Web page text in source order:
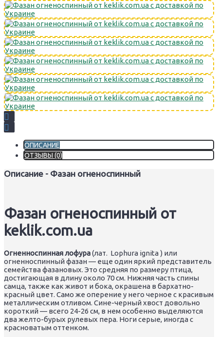
ОПИСАНИЕ
ОТЗЫВЫ (0)
Описание - Фазан огненоспинный
Фазан огненоспинный от
keklik.com.ua
Огненноспинная лофура(лат. Lophura ignita ) или
огненноспинный фазан — еще один яркий представитель
семейства фазановых. Это средняя по размеру птица,
достигающая в длину около 70 см. Нижняя часть спины
самца, также как живот и бока, окрашена в бархатно-
красный цвет. Само же оперение у него черное с красивым
металлическим отливом. Сине-черный хвост довольно
короткий — всего 24-26 см, в нем особенно выделяются
два желто-бурых рулевых пера. Ноги серые, иногда с
красноватым оттенком.